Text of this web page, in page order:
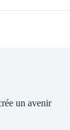
un avenir